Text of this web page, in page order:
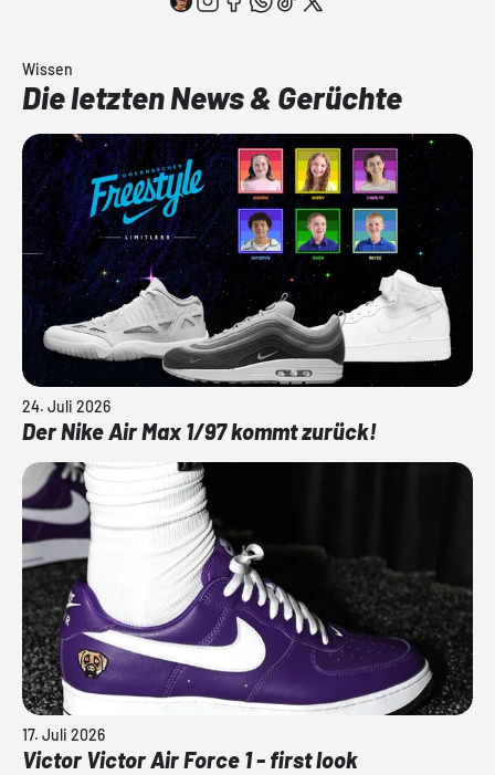
Wissen
Die letzten News & Gerüchte
24. Juli 2026
Der Nike Air Max 1/97 kommt zurück!
17. Juli 2026
Victor Victor Air Force 1 - first look